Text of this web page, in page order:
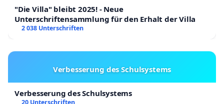
Staffeleinteilungen für die kommende Saison und
damit verbunden eine Reduzierung der Spieltage.
geschaffen werden, eine Spielzeit unter den zu
erwartenden erschwerten Bedingungen unter
einem möglichen anhaltenden Einfluss der
Covid19-Pandemie durchzuführen.“
"Die Villa" bleibt 2025! - Neue
Unterschriftensammlung für den Erhalt der Villa
2 038 Unterschriften
Verbesserung des Schulsystems
Verbesserung des Schulsystems
20 Unterschriften